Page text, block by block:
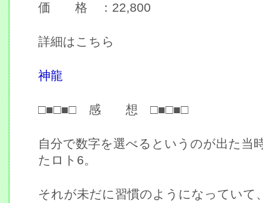
価 格 ：22,800
詳細はこちら
神龍
□■□■□ 感 想 □■□■□
自分で数字を選べるというのが出た当
たロト6。
それが未だに習慣のようになっていて